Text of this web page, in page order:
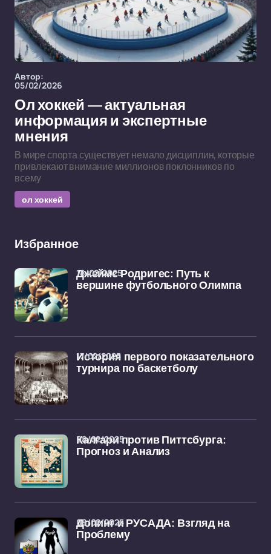
Автор:
05/02/2026
Ол хоккей — актуальная
информация и экспертные
мнения
В мире спорта существует немало дисциплин, которые
привлекают внимание миллионов поклонников по
всему
ол хоккей
Избранное
Джеймс Родригес: Путь к
вершине футбольного Олимпа
18/02/2025
История первого показательного
турнира по баскетболу
17/02/2025
Калгари против Питтсбурга:
Прогноз и Анализ
08/02/2025
Допинг и РУСАДА: Взгляд на
Проблему
08/02/2025